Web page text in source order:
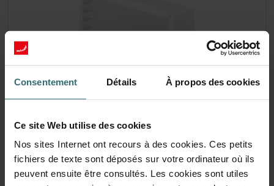
Consentement Détails À propos des cookies
Ce site Web utilise des cookies
Nos sites Internet ont recours à des cookies. Ces petits
fichiers de texte sont déposés sur votre ordinateur où ils
peuvent ensuite être consultés. Les cookies sont utiles
Filtre Coarse 60% (G4)
Cet ensemble se compose de 1x filtre Grossier 60% (G4).
Numéro de catalogue: 524000150